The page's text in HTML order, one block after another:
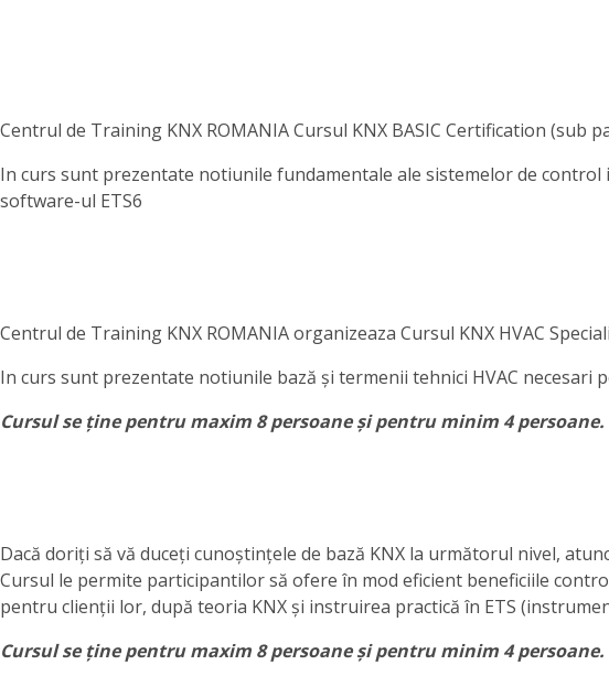
Centrul de Training KNX ROMANIA Cursul KNX BASIC Certification (sub
In curs sunt prezentate notiunile fundamentale ale sistemelor de
software-ul ETS6
Centrul de Training KNX ROMANIA organizeaza Cursul KNX HVAC
In curs sunt prezentate notiunile bază și termenii tehnici HVAC necesari
Cursul se ține pentru maxim 8 persoane și pentru minim 4
Dacă doriți să vă duceți cunoștințele de bază KNX la următorul nivel,
Cursul le permite participantilor să ofere în mod eficient beneficiile
pentru clienții lor, după teoria KNX și instruirea practică în ETS
Cursul se ține pentru maxim 8 persoane și pentru minim 4